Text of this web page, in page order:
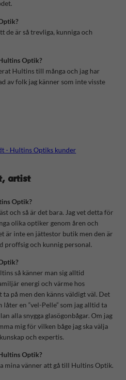
de är så trevliga, kunniga och
Optik?
Hultins till många och jag har
av folk jag känner som inte visste
artist
Optik?
och så är det bara. Jag vet detta för
olika optiker genom åren och
är inte en jättestor butik men den är
proffsig och kunnig personal.
så känner man sig alltid
energi och värme hos
på men den känns väldigt väl. Det
en ”vel-Pelle” som jag alltid ta
alla snygga glasögonbågar. Om jag
mig för vilken båge jag ska välja
och expertis.
Optik?
mina vänner att gå till Hultins Optik.